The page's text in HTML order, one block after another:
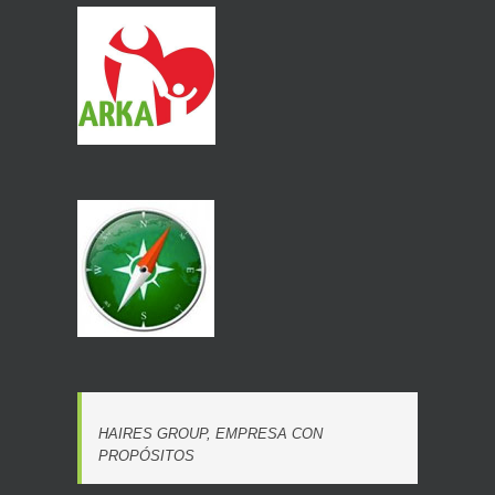
HAIRES GROUP, EMPRESA CON
PROPÓSITOS